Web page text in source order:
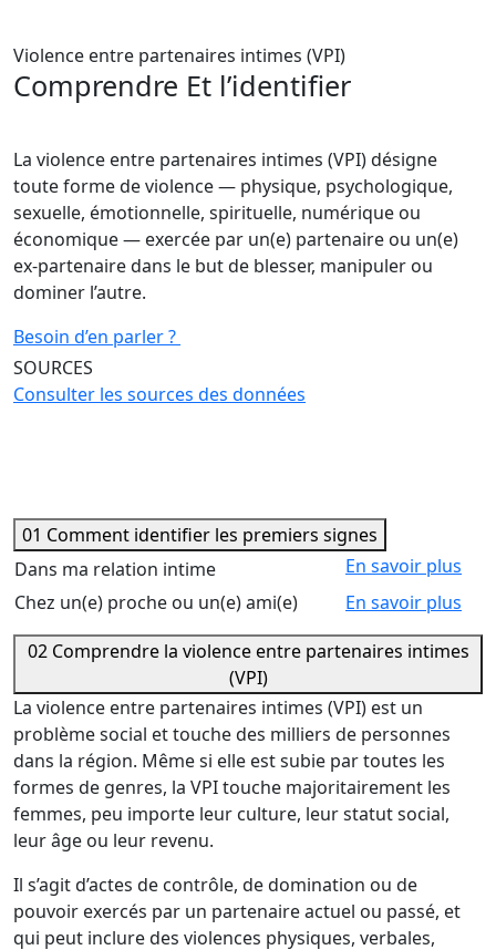
Violence entre partenaires intimes (VPI)
Comprendre Et l’identifier
La violence entre partenaires intimes (VPI) désigne
toute forme de violence — physique, psychologique,
sexuelle, émotionnelle, spirituelle, numérique ou
économique — exercée par un(e) partenaire ou un(e)
ex-partenaire dans le but de blesser, manipuler ou
dominer l’autre.
Besoin d’en parler ?
SOURCES
Consulter les sources des données
01 Comment identifier les premiers signes
Dans ma relation intime
En savoir plus
Chez un(e) proche ou un(e) ami(e)
En savoir plus
02Comprendre la violence entre partenaires intimes
(VPI)
La violence entre partenaires intimes (VPI) est un
problème social et touche des milliers de personnes
dans la région. Même si elle est subie par toutes les
formes de genres, la VPI touche majoritairement les
femmes, peu importe leur culture, leur statut social,
leur âge ou leur revenu.
Il s’agit d’actes de contrôle, de domination ou de
pouvoir exercés par un partenaire actuel ou passé, et
qui peut inclure des violences physiques, verbales,